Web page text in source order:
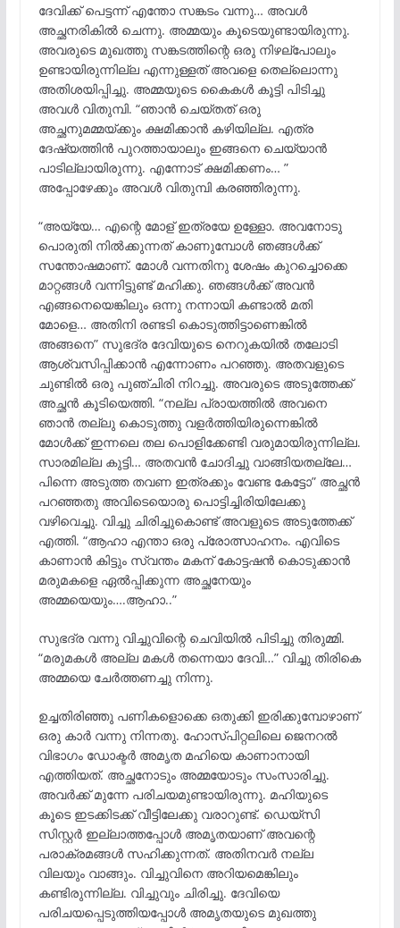
ദേവിക്ക് പെട്ടന്ന് എന്തോ സങ്കടം വന്നു… അവൾ
അച്ഛനരികിൽ ചെന്നു. അമ്മയും കൂടെയുണ്ടായിരുന്നു.
അവരുടെ മുഖത്തു സങ്കടത്തിന്റെ ഒരു നിഴല്പോലും
ഉണ്ടായിരുന്നില്ല എന്നുള്ളത് അവളെ തെല്ലൊന്നു
അതിശയിപ്പിച്ചു. അമ്മയുടെ കൈകൾ കൂട്ടി പിടിച്ചു
അവൾ വിതുമ്പി. “ഞാൻ ചെയ്തത് ഒരു
അച്ഛനുമമ്മയ്ക്കും ക്ഷമിക്കാൻ കഴിയില്ല. എത്ര
ദേഷ്യത്തിൻ പുറത്തായാലും ഇങ്ങനെ ചെയ്യാൻ
പാടില്ലായിരുന്നു. എന്നോട് ക്ഷമിക്കണം… ”
അപ്പോഴേക്കും അവൾ വിതുമ്പി കരഞ്ഞിരുന്നു.
“അയ്യേ… എന്റെ മോള് ഇത്രയേ ഉള്ളോ. അവനോടു
പൊരുതി നിൽക്കുന്നത് കാണുമ്പോൾ ഞങ്ങൾക്ക്
സന്തോഷമാണ്. മോൾ വന്നതിനു ശേഷം കുറച്ചൊക്കെ
മാറ്റങ്ങൾ വന്നിട്ടുണ്ട് മഹിക്കു. ഞങ്ങൾക്ക് അവൻ
എങ്ങനെയെങ്കിലും ഒന്നു നന്നായി കണ്ടാൽ മതി
മോളെ… അതിനി രണ്ടടി കൊടുത്തിട്ടാണെങ്കിൽ
അങ്ങനെ” സുഭദ്ര ദേവിയുടെ നെറുകയിൽ തലോടി
ആശ്വസിപ്പിക്കാൻ എന്നോണം പറഞ്ഞു. അതവളുടെ
ചുണ്ടിൽ ഒരു പുഞ്ചിരി നിറച്ചു. അവരുടെ അടുത്തേക്ക്
അച്ഛൻ കൂടിയെത്തി. “നല്ല പ്രായത്തിൽ അവനെ
ഞാൻ തല്ലു കൊടുത്തു വളർത്തിയിരുന്നെങ്കിൽ
മോൾക്ക്‌ ഇന്നലെ തല പൊളിക്കേണ്ടി വരുമായിരുന്നില്ല.
സാരമില്ല കുട്ടി… അതവൻ ചോദിച്ചു വാങ്ങിയതല്ലേ…
പിന്നെ അടുത്ത തവണ ഇത്രക്കും വേണ്ട കേട്ടോ” അച്ഛൻ
പറഞ്ഞതു അവിടെയൊരു പൊട്ടിച്ചിരിയിലേക്കു
വഴിവെച്ചു. വിച്ചു ചിരിച്ചുകൊണ്ട് അവളുടെ അടുത്തേക്ക്
എത്തി. “ആഹാ എന്താ ഒരു പ്രോത്സാഹനം. എവിടെ
കാണാൻ കിട്ടും സ്വന്തം മകന് കോട്ടഷൻ കൊടുക്കാൻ
മരുമകളെ ഏൽപ്പിക്കുന്ന അച്ഛനേയും
അമ്മയെയും….ആഹാ..”
സുഭദ്ര വന്നു വിച്ചുവിന്റെ ചെവിയിൽ പിടിച്ചു തിരുമ്മി.
“മരുമകൾ അല്ല മകൾ തന്നെയാ ദേവി…” വിച്ചു തിരികെ
അമ്മയെ ചേർത്തണച്ചു നിന്നു.
ഉച്ചതിരിഞ്ഞു പണികളൊക്കെ ഒതുക്കി ഇരിക്കുമ്പോഴാണ്
ഒരു കാർ വന്നു നിന്നതു. ഹോസ്പിറ്റലിലെ ജെനറൽ
വിഭാഗം ഡോക്ടർ അമൃത മഹിയെ കാണാനായി
എത്തിയത്. അച്ഛനോടും അമ്മയോടും സംസാരിച്ചു.
അവർക്ക് മുന്നേ പരിചയമുണ്ടായിരുന്നു. മഹിയുടെ
കൂടെ ഇടക്കിടക്ക് വീട്ടിലേക്കു വരാറുണ്ട്. ഡെയ്സി
സിസ്റ്റർ ഇല്ലാത്തപ്പോൾ അമൃതയാണ് അവന്റെ
പരാക്രമങ്ങൾ സഹിക്കുന്നത്. അതിനവർ നല്ല
വിലയും വാങ്ങും. വിച്ചുവിനെ അറിയമെങ്കിലും
കണ്ടിരുന്നില്ല. വിച്ചുവും ചിരിച്ചു. ദേവിയെ
പരിചയപ്പെടുത്തിയപ്പോൾ അമൃതയുടെ മുഖത്തു